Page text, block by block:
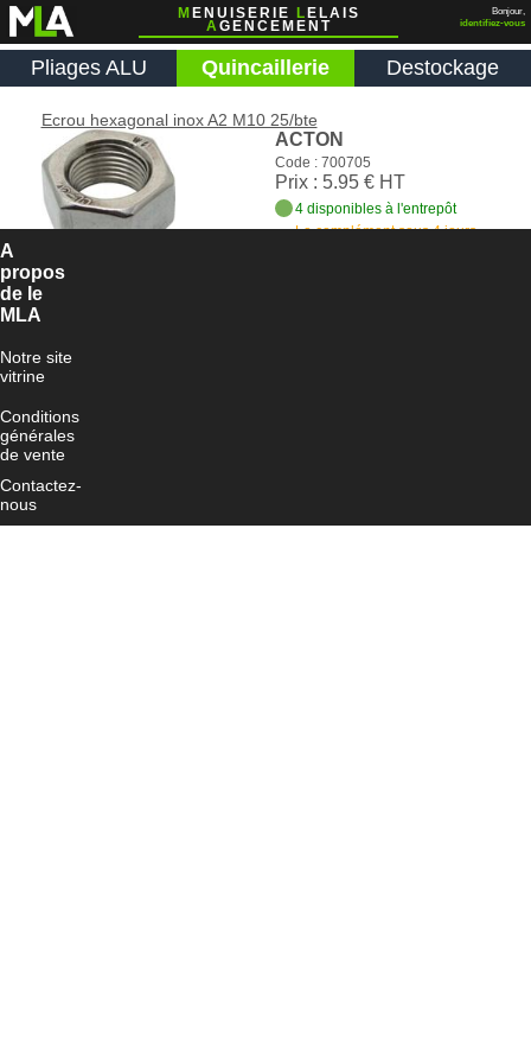
M ENUISERIE L ELAIS
AGENCEMENT
Bonjour,
identifiez-vous
Pliages ALU Quincaillerie Destockage
Ecrou hexagonal inox A2 M10 25/bte
ACTON
Code : 700705
Prix : 5.95 € HT
4 disponibles à l'entrepôt
Le complément sous 4 jours
A
propos
de le
MLA
Notre site
vitrine
Conditions
générales
de vente
Contactez-
nous